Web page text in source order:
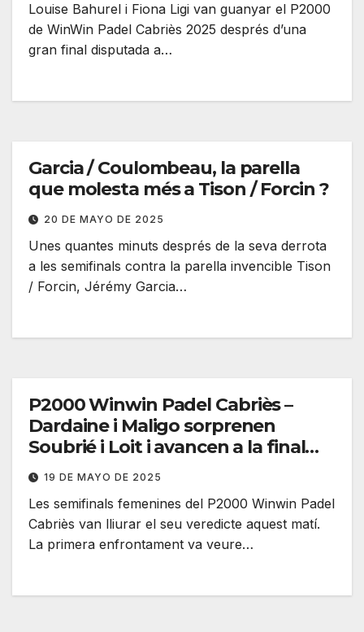
Louise Bahurel i Fiona Ligi van guanyar el P2000
de WinWin Padel Cabriès 2025 després d’una
gran final disputada a…
Garcia / Coulombeau, la parella
que molesta més a Tison / Forcin ?
20 DE MAYO DE 2025
Unes quantes minuts després de la seva derrota
a les semifinals contra la parella invencible Tison
/ Forcin, Jérémy Garcia…
P2000 Winwin Padel Cabriès –
Dardaine i Maligo sorprenen
Soubrié i Loit i avancen a la final
contra Ligi i Bahurel
19 DE MAYO DE 2025
Les semifinals femenines del P2000 Winwin Padel
Cabriès van lliurar el seu veredicte aquest matí.
La primera enfrontament va veure…